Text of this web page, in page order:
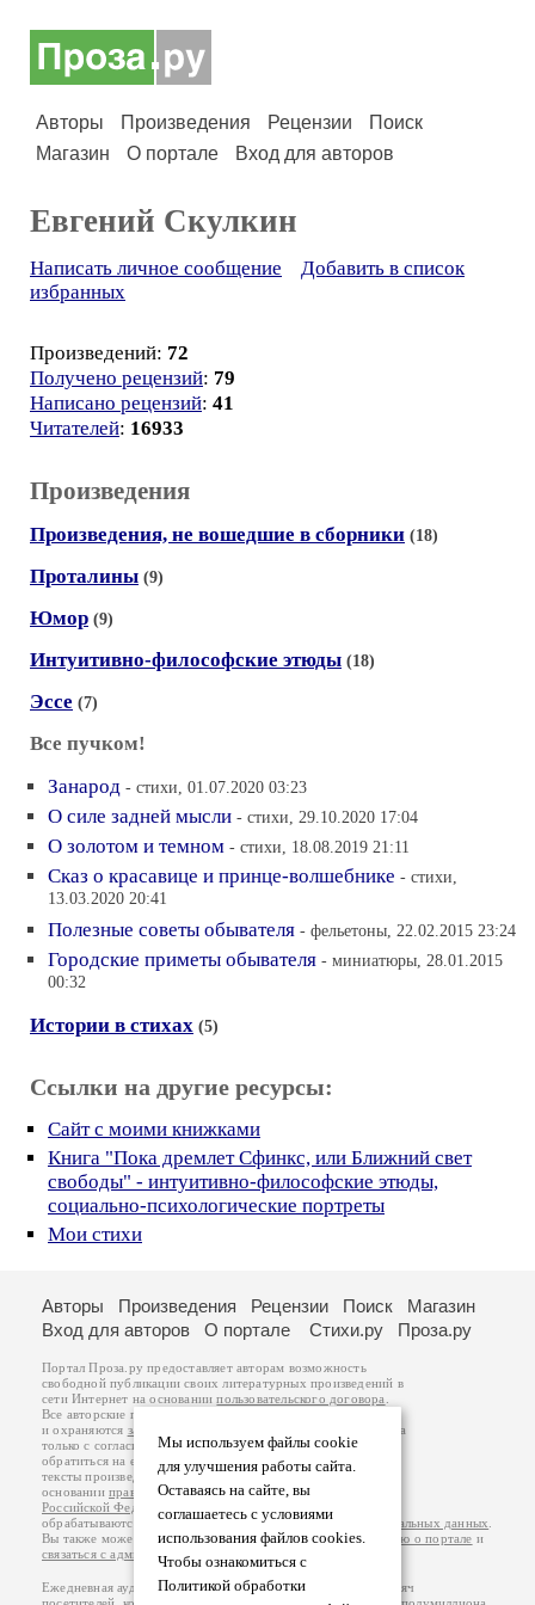
Авторы Произведения Рецензии
Поиск
Магазин
О портале Вход для авторов
Евгений Скулкин
Написать личное сообщение
Добавить в список
избранных
Произведений: 72
Получено рецензий: 79
Написано рецензий: 41
Читателей: 16933
Произведения
Произведения, не вошедшие в сборники (18)
Проталины (9)
Юмор (9)
Интуитивно-философские этюды (18)
Эссе (7)
Все пучком!
Занарод - стихи, 01.07.2020 03:23
О силе задней мысли - стихи, 29.10.2020 17:04
О золотом и темном - стихи, 18.08.2019 21:11
Сказ о красавице и принце-волшебнике - стихи,
13.03.2020 20:41
Полезные советы обывателя - фельетоны, 22.02.2015 23:24
Городские приметы обывателя - миниатюры, 28.01.2015
00:32
Истории в стихах (5)
Ссылки на другие ресурсы:
Сайт с моими книжками
Книга "Пока дремлет Сфинкс, или Ближний свет
свободы" - интуитивно-философские этюды,
социально-психологические портреты
Мои стихи
Мы используем файлы cookie
для улучшения работы сайта.
Оставаясь на сайте, вы
соглашаетесь с условиями
использования файлов cookies.
Чтобы ознакомиться с
Политикой обработки
Авторы Произведения Рецензии Поиск
Магазин
Вход для авторов
О портале Стихи.ру Проза.ру
Портал Проза.ру предоставляет авторам возможность
свободной публикации своих литературных произведений в
сети Интернет на основаниипользовательского договора
Все авторские права на произведения принадлежат авторам
и охраняются законом
. Перепечатка произведений возможна
только с согласия его автора, к которому вы можете
обратиться на его авторской странице. Ответственность за
тексты произведений авторы несут самостоятельно на
основанииправил публикацииизаконодательства
Российской Федерации
обрабатываются на основанииПолитики обработки персональных данных
Вы также можете посмотреть более подробнуюинформацию о портале и
связаться с администрацией
Ежедневная аудитория портала Проза.ру – порядка 100 тысяч